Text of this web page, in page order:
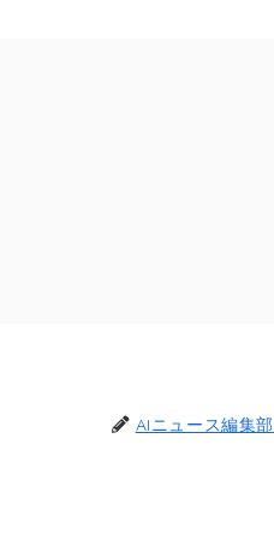
AIニュース編集部